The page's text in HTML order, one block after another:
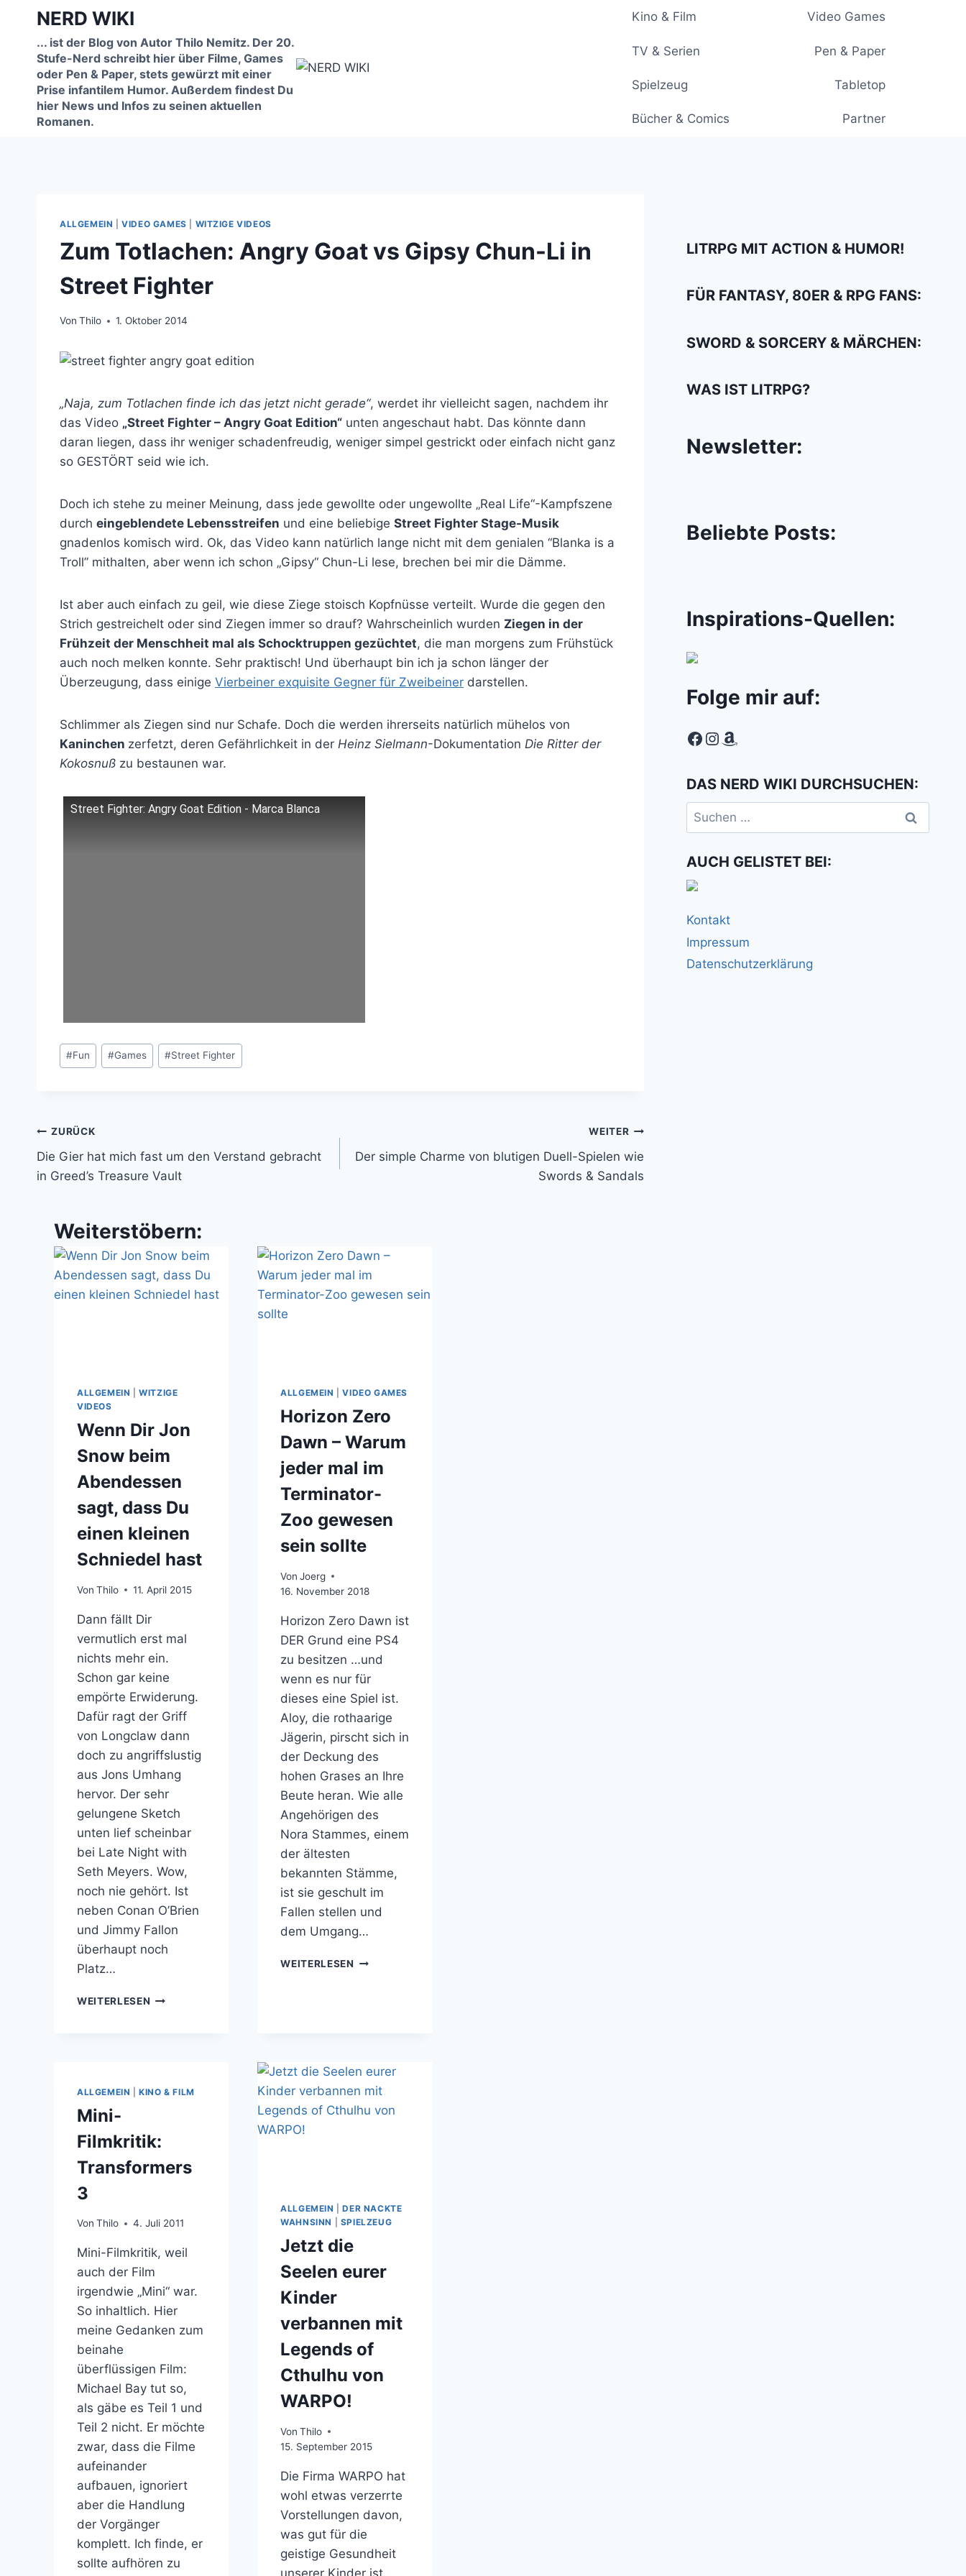
springen
NERD WIKI
... ist der Blog von Autor Thilo Nemitz. Der 20.
Stufe-Nerd schreibt hier über Filme, Games
oder Pen & Paper, stets gewürzt mit einer
Prise infantilem Humor. Außerdem findest Du
hier News und Infos zu seinen aktuellen
Romanen.
Kino & Film Video Games
TV & Serien Pen & Paper
Spielzeug Tabletop
Bücher & Comics Partner
ALLGEMEIN |VIDEO GAMES WITZIGE VIDEOS
Zum Totlachen: Angry Goat vs Gipsy Chun-Li in
Street Fighter
Von Thilo 1. Oktober 2014
„Naja, zum Totlachen finde ich das jetzt nicht gerade“, werdet ihr vielleicht sagen, nachdem ihr
das Video „Street Fighter – Angry Goat Edition“ unten angeschaut habt. Das könnte dann
daran liegen, dass ihr weniger schadenfreudig, weniger simpel gestrickt oder einfach nicht ganz
so GESTÖRT seid wie ich.
Doch ich stehe zu meiner Meinung, dass jede gewollte oder ungewollte „Real Life“-Kampfszene
durch eingeblendete Lebensstreifen und eine beliebige Street Fighter Stage-Musik
gnadenlos komisch wird. Ok, das Video kann natürlich lange nicht mit dem genialen “Blanka is a
Troll” mithalten, aber wenn ich schon „Gipsy“ Chun-Li lese, brechen bei mir die Dämme.
Ist aber auch einfach zu geil, wie diese Ziege stoisch Kopfnüsse verteilt. Wurde die gegen den
Strich gestreichelt oder sind Ziegen immer so drauf? Wahrscheinlich wurden Ziegen in der
Frühzeit der Menschheit mal als Schocktruppen gezüchtet, die man morgens zum Frühstück
auch noch melken konnte. Sehr praktisch! Und überhaupt bin ich ja schon länger der
Überzeugung, dass einige Vierbeiner exquisite Gegner für Zweibeiner darstellen.
Schlimmer als Ziegen sind nur Schafe. Doch die werden ihrerseits natürlich mühelos von
Kaninchen zerfetzt, deren Gefährlichkeit in der Heinz Sielmann-Dokumentation Die Ritter der
Kokosnuß zu bestaunen war.
Street Fighter: Angry Goat Edition - Marca Blanca
Schlagworte:
#Fun #Games #Street Fighter
Beitragsnavigation
ZURÜCK
Die Gier hat mich fast um den Verstand gebracht
in Greed’s Treasure Vault
WEITER
Der simple Charme von blutigen Duell-Spielen wie
Swords & Sandals
Weiterstöbern:
ALLGEMEIN |WITZIGE
VIDEOS
Wenn Dir Jon
Snow beim
Abendessen
sagt, dass Du
einen kleinen
Schniedel hast
Von Thilo 11. April 2015
Dann fällt Dir
vermutlich erst mal
nichts mehr ein.
Schon gar keine
empörte Erwiderung.
Dafür ragt der Griff
von Longclaw dann
doch zu angriffslustig
aus Jons Umhang
hervor. Der sehr
gelungene Sketch
unten lief scheinbar
bei Late Night with
Seth Meyers. Wow,
noch nie gehört. Ist
neben Conan O’Brien
und Jimmy Fallon
überhaupt noch
Platz…
WEITERLESEN WENN
SAGT,
EINEN
KLEINEN
SCHNIEDEL
ALLGEMEIN |VIDEO GAMES
Horizon Zero
Dawn – Warum
jeder mal im
Terminator-
Zoo gewesen
sein sollte
Von Joerg
16. November 2018
Horizon Zero Dawn ist
DER Grund eine PS4
zu besitzen …und
wenn es nur für
dieses eine Spiel ist.
Aloy, die rothaarige
Jägerin, pirscht sich in
der Deckung des
hohen Grases an Ihre
Beute heran. Wie alle
Angehörigen des
Nora Stammes, einem
der ältesten
bekannten Stämme,
ist sie geschult im
Fallen stellen und
dem Umgang…
WEITERLESEN HORIZON
ZOO
GEWESEN
ALLGEMEIN |KINO & FILM
Mini-
Filmkritik:
Transformers
3
Von Thilo 4. Juli 2011
Mini-Filmkritik, weil
auch der Film
irgendwie „Mini“ war.
So inhaltlich. Hier
meine Gedanken zum
beinahe
überflüssigen Film:
Michael Bay tut so,
als gäbe es Teil 1 und
Teil 2 nicht. Er möchte
zwar, dass die Filme
aufeinander
aufbauen, ignoriert
aber die Handlung
der Vorgänger
komplett. Ich finde, er
sollte aufhören zu
ALLGEMEIN |DER NACKTE
WAHNSINN
SPIELZEUG
Jetzt die
Seelen eurer
Kinder
verbannen mit
Legends of
Cthulhu von
WARPO!
Von Thilo
15. September 2015
Die Firma WARPO hat
wohl etwas verzerrte
Vorstellungen davon,
was gut für die
geistige Gesundheit
unserer Kinder ist.
LITRPG MIT ACTION & HUMOR!
FÜR FANTASY, 80ER & RPG FANS:
SWORD & SORCERY & MÄRCHEN:
WAS IST LITRPG?
Newsletter:
Beliebte Posts:
Inspirations-Quellen:
Folge mir auf:
Facebook
Instagram
Amazon
DAS NERD WIKI DURCHSUCHEN:
Suchen
nach:
AUCH GELISTET BEI:
Kontakt
Impressum
Datenschutzerklärung